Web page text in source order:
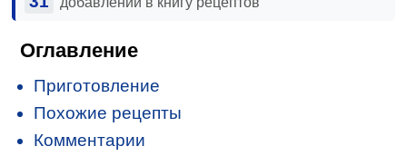
Оглавление
Приготовление
Похожие рецепты
Комментарии